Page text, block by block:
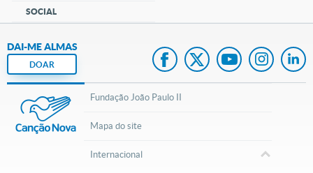
SOCIAL
DAI-ME ALMAS
DOAR
Fundação João Paulo II
Mapa do site
Internacional